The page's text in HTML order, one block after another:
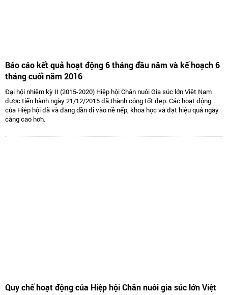
Báo cáo kết quả hoạt động 6 tháng đầu năm và kế hoạch 6
tháng cuối năm 2016
Đại hội nhiệm kỳ II (2015-2020) Hiệp hội Chăn nuôi Gia súc lớn Việt Nam
được tiến hành ngày 21/12/2015 đã thành công tốt đẹp. Các hoạt động
của Hiệp hội đã và đang dần đi vào nề nếp, khoa học và đạt hiệu quả ngày
càng cao hơn.
Quy chế hoạt động của Hiệp hội Chăn nuôi gia súc lớn Việt